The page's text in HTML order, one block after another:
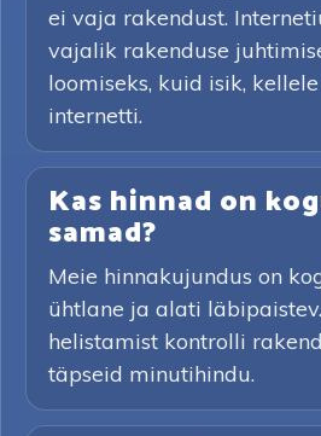
ei vaja rakendust.
vajalik rakenduse
loomiseks, kuid isik,
internetti.
Kas hinnad on
samad?
Meie hinnakujundus on
ühtlane ja alati
helistamist kontrolli
täpseid minutihindu.